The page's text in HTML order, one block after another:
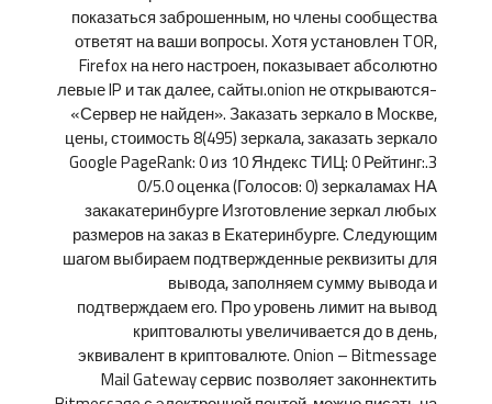
показаться заброшенным, но члены сообщества
ответят на ваши вопросы. Хотя установлен TOR,
Firefox на него настроен, показывает абсолютно
левые IP и так далее, сайты.onion не открываются-
«Сервер не найден». Заказать зеркало в Москве,
цены, стоимость 8(495) зеркала, заказать зеркало
Google PageRank: 0 из 10 Яндекс ТИЦ: 0 Рейтинг:.3
0/5.0 оценка (Голосов: 0) зеркаламах НА
закакатеринбурге Изготовление зеркал любых
размеров на заказ в Екатеринбурге. Следующим
шагом выбираем подтвержденные реквизиты для
вывода, заполняем сумму вывода и
подтверждаем его. Про уровень лимит на вывод
криптовалюты увеличивается до в день,
эквивалент в криптовалюте. Onion – Bitmessage
Mail Gateway сервис позволяет законнектить